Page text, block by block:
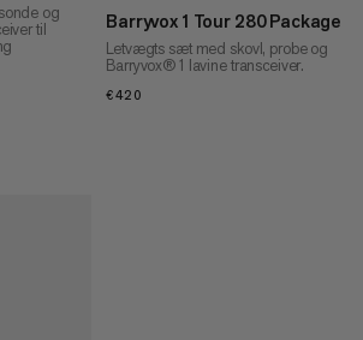
og
til
Barryvox 1 Tour 280 Package
Letvægts sæt med skovl, probe og
Barryvox® 1 lavine transceiver.
€420